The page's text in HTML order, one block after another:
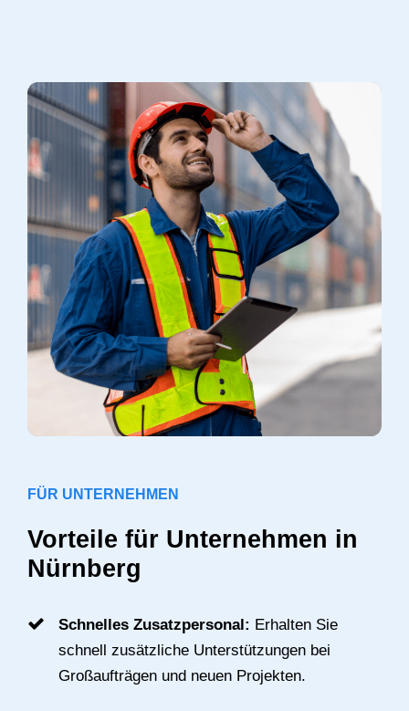
FÜR UNTERNEHMEN
Vorteile für Unternehmen in
Nürnberg
Schnelles Zusatzpersonal: Erhalten Sie
schnell zusätzliche Unterstützungen bei
Großaufträgen und neuen Projekten.